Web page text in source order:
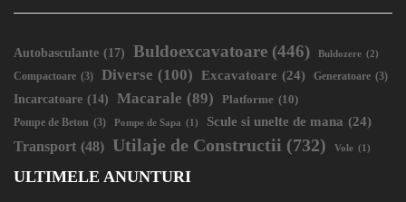
Autobasculante (17) Buldoexcavatoare (446) Buldozere (2)
Compactoare (3) Diverse (100) Excavatoare (24) Generatoare (3)
Incarcatoare (14) Macarale (89) Platforme (10)
Pompe de Beton (3) Pompe de Sapa (1) Scule si unelte de mana (24)
Transport (48) Utilaje de Constructii (732) Vole (1)
ULTIMELE ANUNTURI